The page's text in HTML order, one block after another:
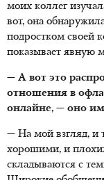
моих коллег
вот, она
подростком своей
показывает явную
— А вот это
отношения в
онлайне, — оно
— На мой взгляд, и
хорошими, и
складываются с